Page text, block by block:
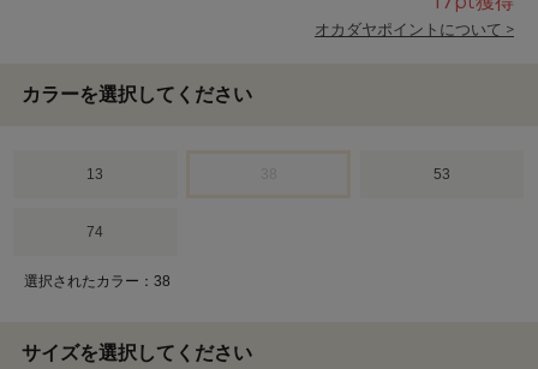
オカダヤポイントについて >
カラーを選択してください
13 53
74
選択されたカラー：38
サイズを選択してください